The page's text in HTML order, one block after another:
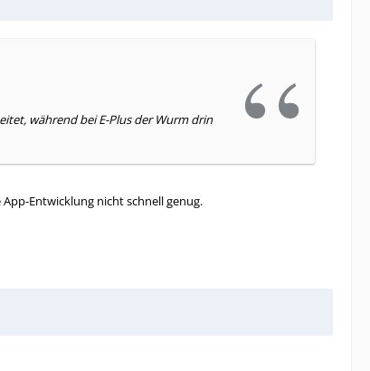
während bei E-Plus der Wurm drin
Entwicklung nicht schnell genug.